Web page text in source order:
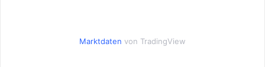
Marktdaten von TradingView